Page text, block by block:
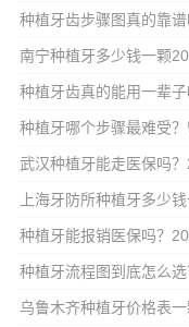
种植牙齿步骤图真的靠谱
南宁种植牙多少钱一颗
吗？
种植牙齿真的能用一辈
种植牙哪个步骤最难受
武汉种植牙能走医保吗
上海牙防所种植牙多少
种植牙能报销医保吗？
种植牙流程图到底怎么
乌鲁木齐种植牙价格表